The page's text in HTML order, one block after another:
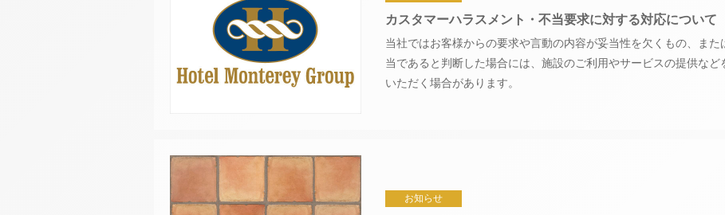
カスタマーハラスメント・不当要求に対する対応について
当社ではお客様からの要求や言動の内容が妥当性を欠くもの、ま
当であると判断した場合には、施設のご利用やサービスの提供な
いただく場合があります。
お知らせ
ム
ク
イタリアンレストラン「サ
ンミケーレ」
TEL078-333-7777
お問い合わせ
チェックイン日がお決まりの方
チェックイン
人数 2人